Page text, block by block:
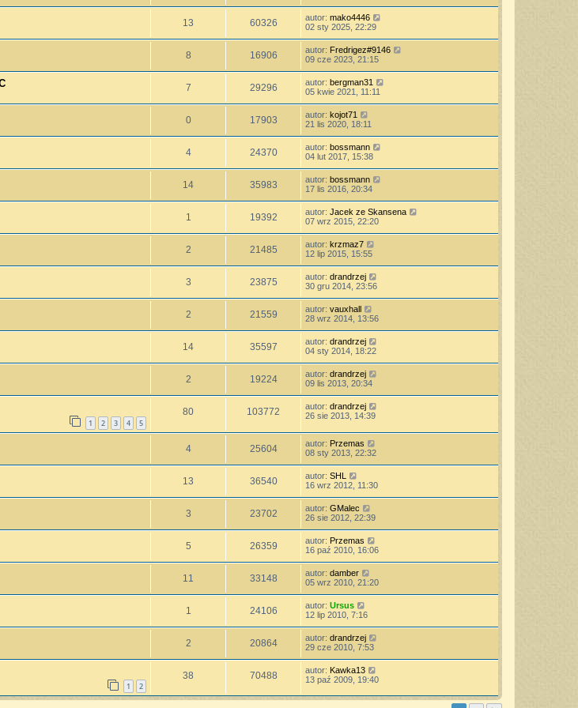
13 60326 autor: mako4446
02 sty 2025, 22:29
8 16906 autor: Fredrigez#9146
09 cze 2023, 21:15
7 29296 autor: bergman31
05 kwie 2021, 11:11
0 17903 autor: kojot71
21 lis 2020, 18:11
4 24370 autor: bossmann
04 lut 2017, 15:38
14 35983 autor: bossmann
17 lis 2016, 20:34
1 19392 autor: Jacek ze Skansena
07 wrz 2015, 22:20
2 21485 autor: krzmaz7
12 lip 2015, 15:55
3 23875 autor: drandrzej
30 gru 2014, 23:56
2 21559 autor: vauxhall
28 wrz 2014, 13:56
14 35597 autor: drandrzej
04 sty 2014, 18:22
2 19224 autor: drandrzej
09 lis 2013, 20:34
1 2 3 4 5
80 103772 autor: drandrzej
26 sie 2013, 14:39
4 25604 autor: Przemas
08 sty 2013, 22:32
13 36540 autor: SHL
16 wrz 2012, 11:30
3 23702 autor: GMalec
26 sie 2012, 22:39
5 26359 autor: Przemas
16 paź 2010, 16:06
11 33148 autor: damber
05 wrz 2010, 21:20
1 24106 autor: Ursus
12 lip 2010, 7:16
2 20864 autor: drandrzej
29 cze 2010, 7:53
1 2
38 70488 autor: Kawka13
13 paź 2009, 19:40